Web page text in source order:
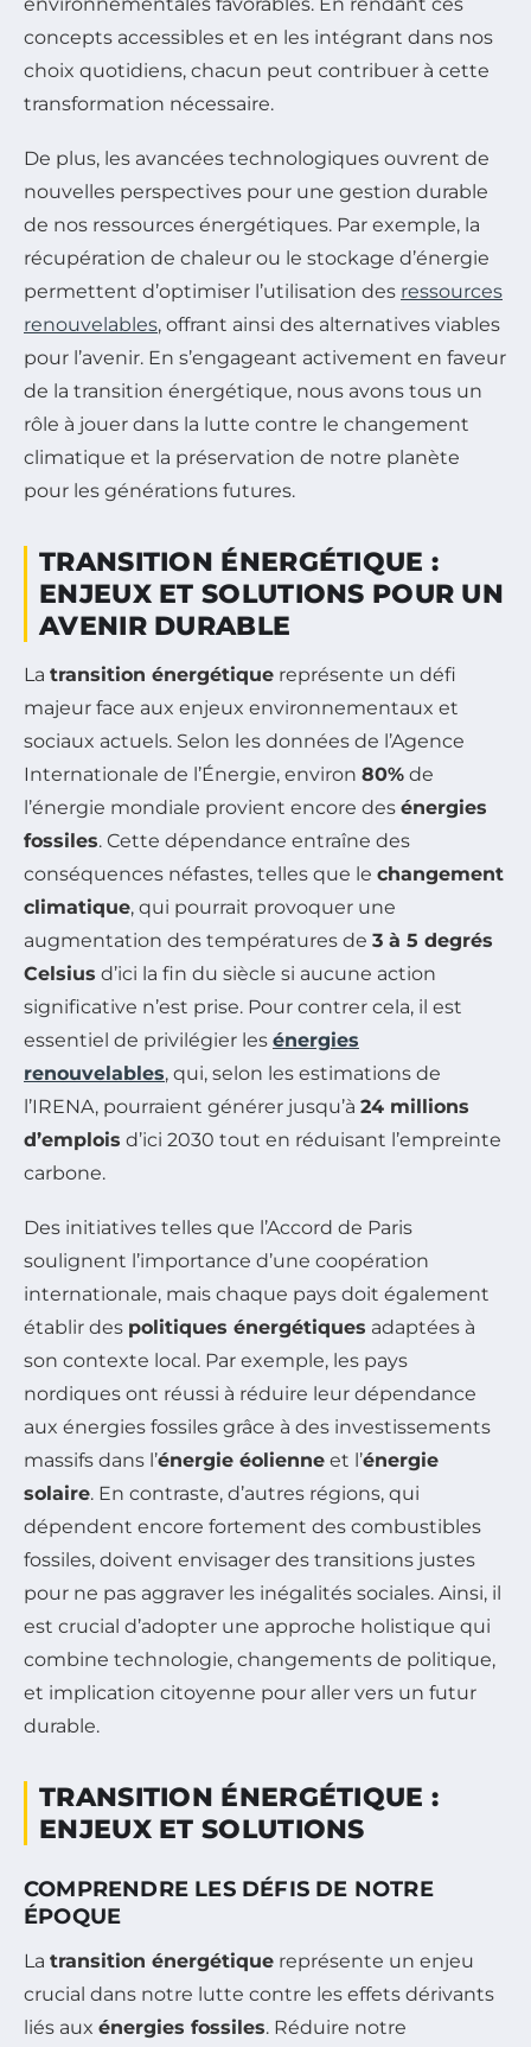
concepts accessibles et en les intégrant dans nos
choix quotidiens, chacun peut contribuer à cette
transformation nécessaire.
De plus, les avancées technologiques ouvrent de
nouvelles perspectives pour une gestion durable
de nos ressources énergétiques. Par exemple, la
récupération de chaleur ou le stockage d’énergie
permettent d’optimiser l’utilisation des ressources
renouvelables, offrant ainsi des alternatives viables
pour l’avenir. En s’engageant activement en faveur
de la transition énergétique, nous avons tous un
rôle à jouer dans la lutte contre le changement
climatique et la préservation de notre planète
pour les générations futures.
TRANSITION ÉNERGÉTIQUE :
ENJEUX ET SOLUTIONS POUR UN
AVENIR DURABLE
La transition énergétique représente un défi
majeur face aux enjeux environnementaux et
sociaux actuels. Selon les données de l’Agence
Internationale de l’Énergie, environ 80% de
l’énergie mondiale provient encore des énergies
fossiles. Cette dépendance entraîne des
conséquences néfastes, telles que le changement
climatique, qui pourrait provoquer une
augmentation des températures de 3 à 5 degrés
Celsius d’ici la fin du siècle si aucune action
significative n’est prise. Pour contrer cela, il est
essentiel de privilégier les énergies
renouvelables, qui, selon les estimations de
l’IRENA, pourraient générer jusqu’à 24 millions
d’emplois d’ici 2030 tout en réduisant l’empreinte
carbone.
Des initiatives telles que l’Accord de Paris
soulignent l’importance d’une coopération
internationale, mais chaque pays doit également
établir des politiques énergétiques adaptées à
son contexte local. Par exemple, les pays
nordiques ont réussi à réduire leur dépendance
aux énergies fossiles grâce à des investissements
massifs dans l’énergie éolienne et l’énergie
solaire. En contraste, d’autres régions, qui
dépendent encore fortement des combustibles
fossiles, doivent envisager des transitions justes
pour ne pas aggraver les inégalités sociales. Ainsi, il
est crucial d’adopter une approche holistique qui
combine technologie, changements de politique,
et implication citoyenne pour aller vers un futur
durable.
TRANSITION ÉNERGÉTIQUE :
ENJEUX ET SOLUTIONS
COMPRENDRE LES DÉFIS DE NOTRE
ÉPOQUE
La transition énergétique représente un enjeu
crucial dans notre lutte contre les effets dérivants
liés aux énergies fossiles. Réduire notre